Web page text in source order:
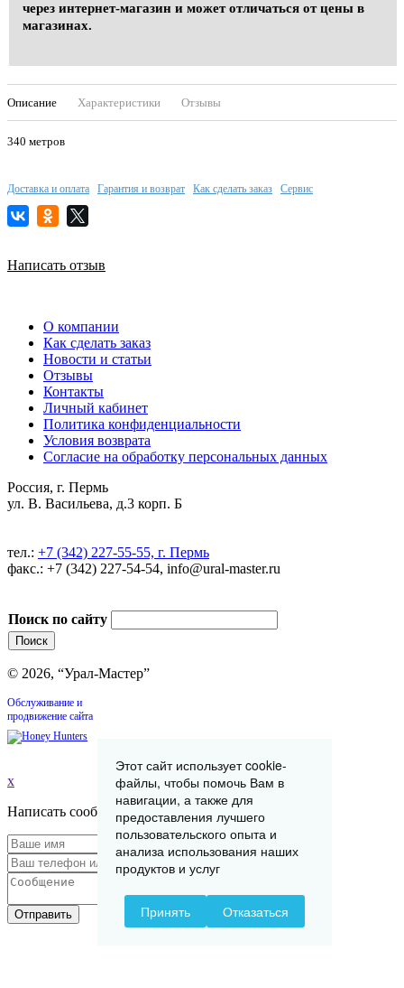
через интернет-магазин и может отличаться от цены в
магазинах.
Описание Характеристики Отзывы
340 метров
Доставка и оплата Гарантия и возврат Как сделать заказ Сервис
Написать отзыв
О компании
Как сделать заказ
Новости и статьи
Отзывы
Контакты
Личный кабинет
Политика конфиденциальности
Условия возврата
Согласие на обработку персональных данных
Россия, г. Пермь
ул. В. Васильева, д.3 корп. Б
тел.: +7 (342) 227-55-55, г. Пермь
факс.: +7 (342) 227-54-54, info@ural-master.ru
Поиск по сайту
© 2026, “Урал-Мастер”
Обслуживание и
продвижение сайта
x
Написать сообщение
Отправить
Этот сайт использует cookie-
файлы, чтобы помочь Вам в
навигации, а также для
предоставления лучшего
пользовательского опыта и
анализа использования наших
продуктов и услуг
Принять Отказаться